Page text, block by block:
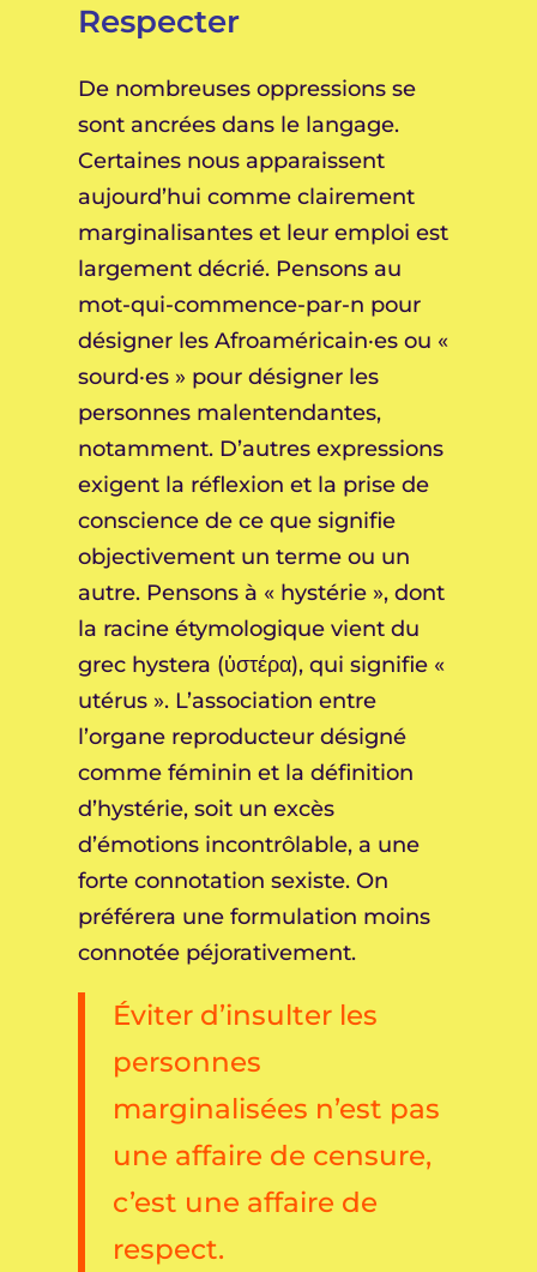
Respecter
De nombreuses oppressions se
sont ancrées dans le langage.
Certaines nous apparaissent
aujourd’hui comme clairement
marginalisantes et leur emploi est
largement décrié. Pensons au
mot-qui-commence-par-n pour
désigner les Afroaméricain·es ou «
sourd·es » pour désigner les
personnes malentendantes,
notamment. D’autres expressions
exigent la réflexion et la prise de
conscience de ce que signifie
objectivement un terme ou un
autre. Pensons à « hystérie », dont
la racine étymologique vient du
grec hystera (ὑστέρα), qui signifie «
utérus ». L’association entre
l’organe reproducteur désigné
comme féminin et la définition
d’hystérie, soit un excès
d’émotions incontrôlable, a une
forte connotation sexiste. On
préférera une formulation moins
connotée péjorativement.
Éviter d’insulter les
personnes
marginalisées n’est pas
une affaire de censure,
c’est une affaire de
respect.